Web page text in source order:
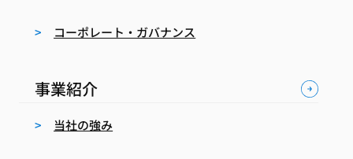
コーポレート・ガバナンス
事業紹介
当社の強み